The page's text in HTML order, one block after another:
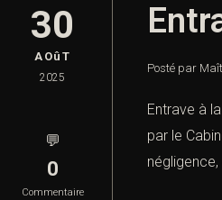
30
AOûT
2025
💬
0
Commentaire
Posté par
Entrave à
par le